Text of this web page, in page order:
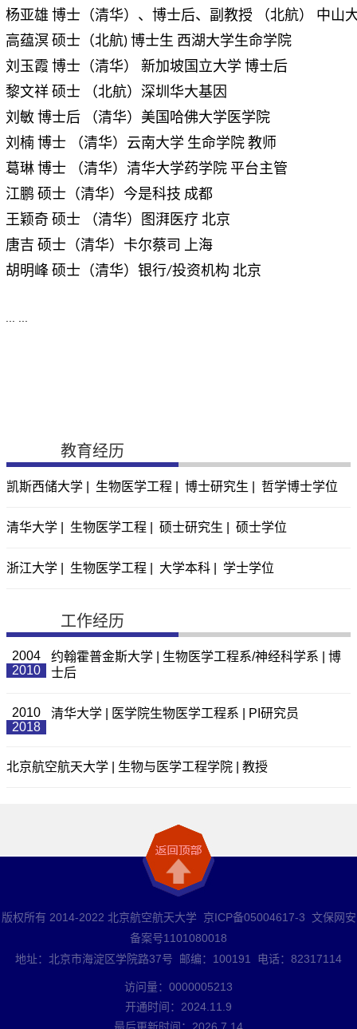
杨亚雄 博士（清华）、博士后、副教授 （北航） 中山
高蕴溟 硕士（北航) 博士生 西湖大学生命学院
刘玉霞 博士（清华） 新加坡国立大学 博士后
黎文祥 硕士 （北航）深圳华大基因
刘敏 博士后 （清华）美国哈佛大学医学院
刘楠 博士 （清华）云南大学 生命学院 教师
葛琳 博士 （清华）清华大学药学院 平台主管
江鹏 硕士（清华）今是科技 成都
王颖奇 硕士 （清华）图湃医疗 北京
唐吉 硕士（清华）卡尔蔡司 上海
胡明峰 硕士（清华）银行/投资机构 北京
教育经历
凯斯西储大学 | 生物医学工程 | 博士研究生 | 哲学博士学位
清华大学 | 生物医学工程 | 硕士研究生 | 硕士学位
浙江大学 | 生物医学工程 | 大学本科 | 学士学位
工作经历
2004
2010
约翰霍普金斯大学 | 生物医学工程系/神经科学系 | 博
士后
2010
2018
清华大学 | 医学院生物医学工程系 | PI研究员
北京航空航天大学 | 生物与医学工程学院 | 教授
版权所有 2014-2022 北京航空航天大学 京ICP备05004617-3 文保网安
备案号1101080018
地址：北京市海淀区学院路37号 邮编：100191 电话：82317114
访问量： 0000005213
开通时间： 2024 11 9